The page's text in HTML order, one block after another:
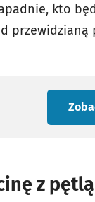
kto
przewidzianą
z